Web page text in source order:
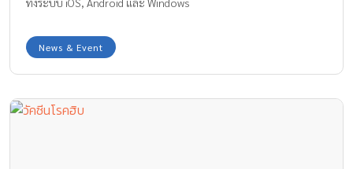
News & Event